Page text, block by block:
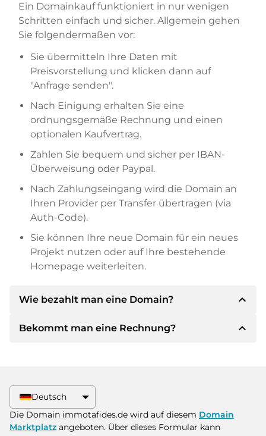
Ein Domainkauf funktioniert in nur wenigen
Schritten einfach und sicher. Allgemein gehen
Sie folgendermaßen vor:
Sie übermitteln Ihre Daten mit
Preisvorstellung und klicken dann auf
"Anfrage senden".
Nach Einigung erhalten Sie eine
ordnungsgemäße Rechnung und einen
optionalen Kaufvertrag.
Zahlen Sie bequem und sicher per IBAN-
Überweisung oder Paypal.
Nach Zahlungseingang wird die Domain an
Ihren Provider per Transfer übertragen (via
Auth-Code).
Sie können Ihre neue Domain für ein neues
Projekt nutzen oder auf Ihre bestehende
Homepage weiterleiten.
Wie bezahlt man eine Domain? expand_less
Nach einer Einigung wird der Inhaber Ihnen die
Zahlungsmethoden anbieten.
Bitte geben Sie bei der Überweisung immer
den Domainnamen und die
Bekommt man eine Rechnung? expand_less
größeren Kaufpreisen bekommen Sie auf
Wunsch auch einen zusätzlichen Kaufvertrag.
Deutsch
Die Domain immotafides.de wird auf diesem Domain
Marktplatz angeboten. Über dieses Formular kann